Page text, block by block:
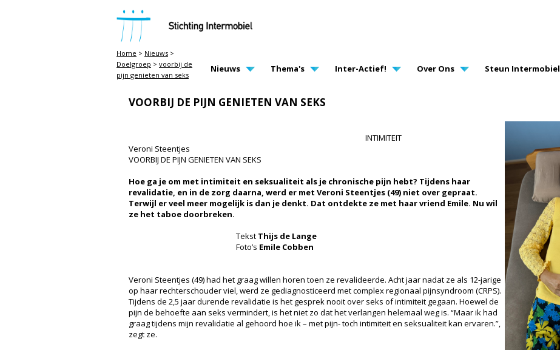
STICHTING INTERMOBIEL
MAIN PAGE NAVIGATION
Nieuws Thema's Inter-Actief! Over Ons Steun Intermobiel
Home > Nieuws >
Doelgroep > voorbij de
pijn genieten van seks
VOORBIJ DE PIJN GENIETEN VAN SEKS
INTIMITEIT
Veroni Steentjes
VOORBIJ DE PIJN GENIETEN VAN SEKS
Hoe ga je om met intimiteit en seksualiteit als je chronische pijn hebt? Tijdens haar
revalidatie, en in de zorg daarna, werd er met Veroni Steentjes (49) niet over gepraat.
Terwijl er veel meer mogelijk is dan je denkt. Dat ontdekte ze met haar vriend Emile. Nu wil
ze het taboe doorbreken.
Tekst Thijs de Lange
Foto’s Emile Cobben
Veroni Steentjes (49) had het graag willen horen toen ze revalideerde. Acht jaar nadat ze als 12-jarige
op haar rechterschouder viel, werd ze gediagnosticeerd met complex regionaal pijnsyndroom (CRPS).
Tijdens de 2,5 jaar durende revalidatie is het gesprek nooit over seks of intimiteit gegaan. Hoewel de
pijn de behoefte aan seks vermindert, is het niet zo dat het verlangen helemaal weg is. “Maar ik had
graag tijdens mijn revalidatie al gehoord hoe ik – met pijn- toch intimiteit en seksualiteit kan ervaren.”,
zegt ze.